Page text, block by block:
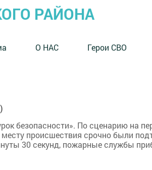
РАЙОНА
О НАС Герои СВО
безопасности». По сценарию на
происшествия срочно были
30 секунд, пожарные службы